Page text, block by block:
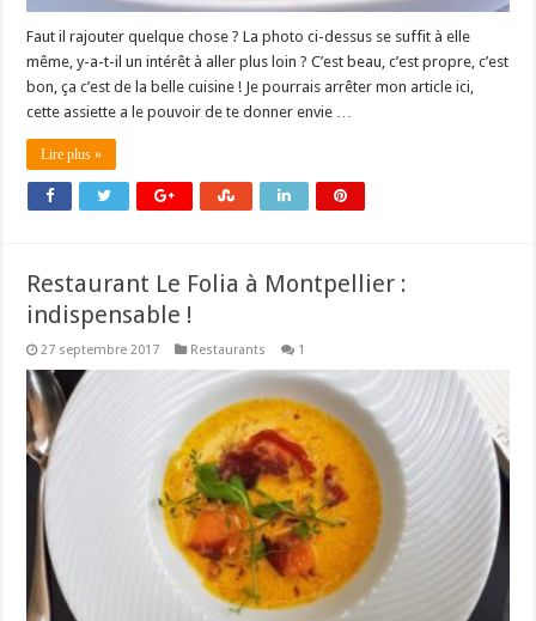
Faut il rajouter quelque chose ? La photo ci-dessus se suffit à elle
même, y-a-t-il un intérêt à aller plus loin ? C’est beau, c’est propre, c’est
bon, ça c’est de la belle cuisine ! Je pourrais arrêter mon article ici,
cette assiette a le pouvoir de te donner envie …
Lire plus »
Restaurant Le Folia à Montpellier :
indispensable !
27 septembre 2017 Restaurants 1